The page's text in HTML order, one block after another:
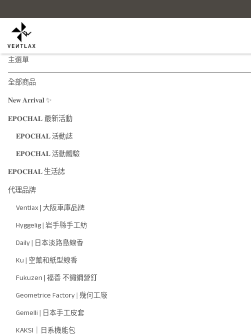
主選單
全部商品
𝐍𝐞𝐰 𝐀𝐫𝐫𝐢𝐯𝐚𝐥 ✨
𝐄𝐏𝐎𝐂𝐇𝐀𝐋 最新活動
𝐄𝐏𝐎𝐂𝐇𝐀𝐋 活動誌
𝐄𝐏𝐎𝐂𝐇𝐀𝐋 活動體驗
𝐄𝐏𝐎𝐂𝐇𝐀𝐋 生活誌
代理品牌
Ventlax | 大阪車庫品牌
Hyggelig | 岩手縣手工紡
Daily | 日本淡路島線香
Ku | 空薰和紙型線香
Fukuzen | 福善 不鏽鋼營釘
Geometrice Factory | 幾何工廠
Gemelli | 日本手工皮套
KAKSI｜日系機能包